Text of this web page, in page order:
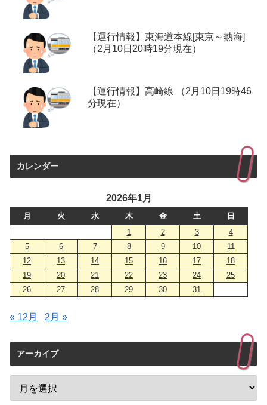
【運行情報】東海道本線[東京～熱海]
（2月10日20時19分現在）
【運行情報】高崎線 （2月10日19時46
分現在）
カレンダー
2026年1月
月 火 水 木 金 土
日
1
2 3
4
5
6 7 8 9 10
11
12
13 14 15 16 17
18
19
20 21 22 23 24
25
26
27 28 29 30 31
« 12月 2月 »
アーカイブ